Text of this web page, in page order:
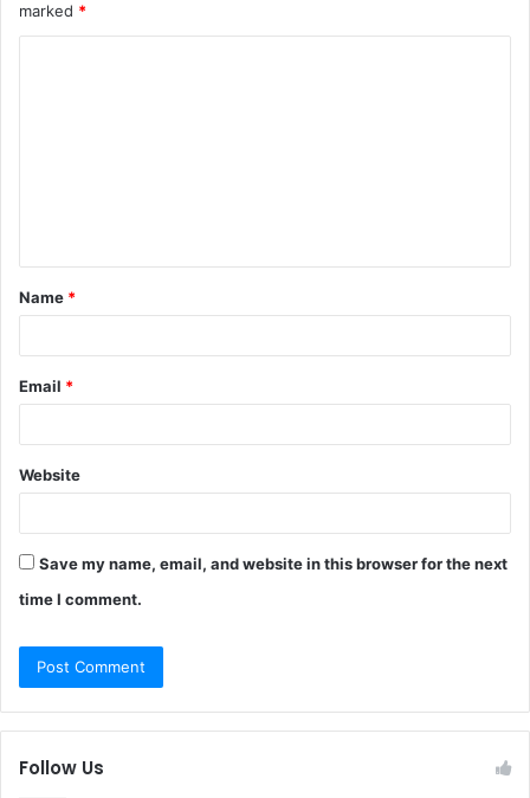
marked *
t
*
Name *
Email *
Website
Save my name, email, and website in this browser for the next
time I comment.
Follow Us